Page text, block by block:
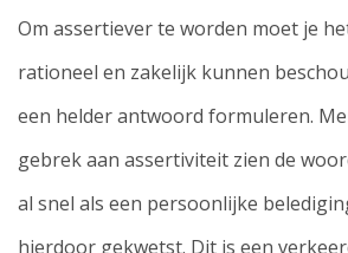
Om assertiever te worden moet je
rationeel en zakelijk kunnen
een helder antwoord formuleren.
gebrek aan assertiviteit zien de
al snel als een persoonlijke
hierdoor gekwetst. Dit is een